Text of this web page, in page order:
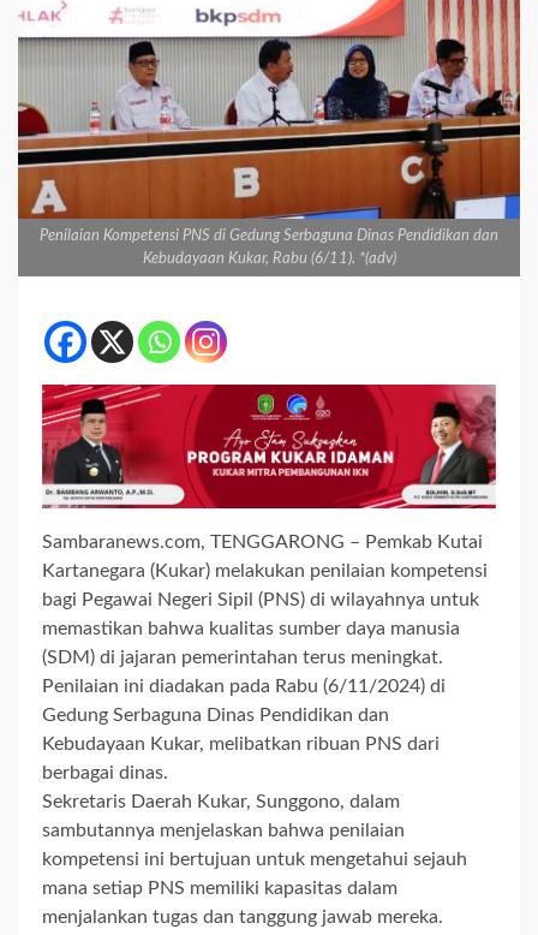
Penilaian Kompetensi PNS di Gedung Serbaguna Dinas Pendidikan dan
Kebudayaan Kukar, Rabu (6/11). *(adv)
Sambaranews.com, TENGGARONG – Pemkab Kutai
Kartanegara (Kukar) melakukan penilaian kompetensi
bagi Pegawai Negeri Sipil (PNS) di wilayahnya untuk
memastikan bahwa kualitas sumber daya manusia
(SDM) di jajaran pemerintahan terus meningkat.
Penilaian ini diadakan pada Rabu (6/11/2024) di
Gedung Serbaguna Dinas Pendidikan dan
Kebudayaan Kukar, melibatkan ribuan PNS dari
berbagai dinas.
Sekretaris Daerah Kukar, Sunggono, dalam
sambutannya menjelaskan bahwa penilaian
kompetensi ini bertujuan untuk mengetahui sejauh
mana setiap PNS memiliki kapasitas dalam
menjalankan tugas dan tanggung jawab mereka.